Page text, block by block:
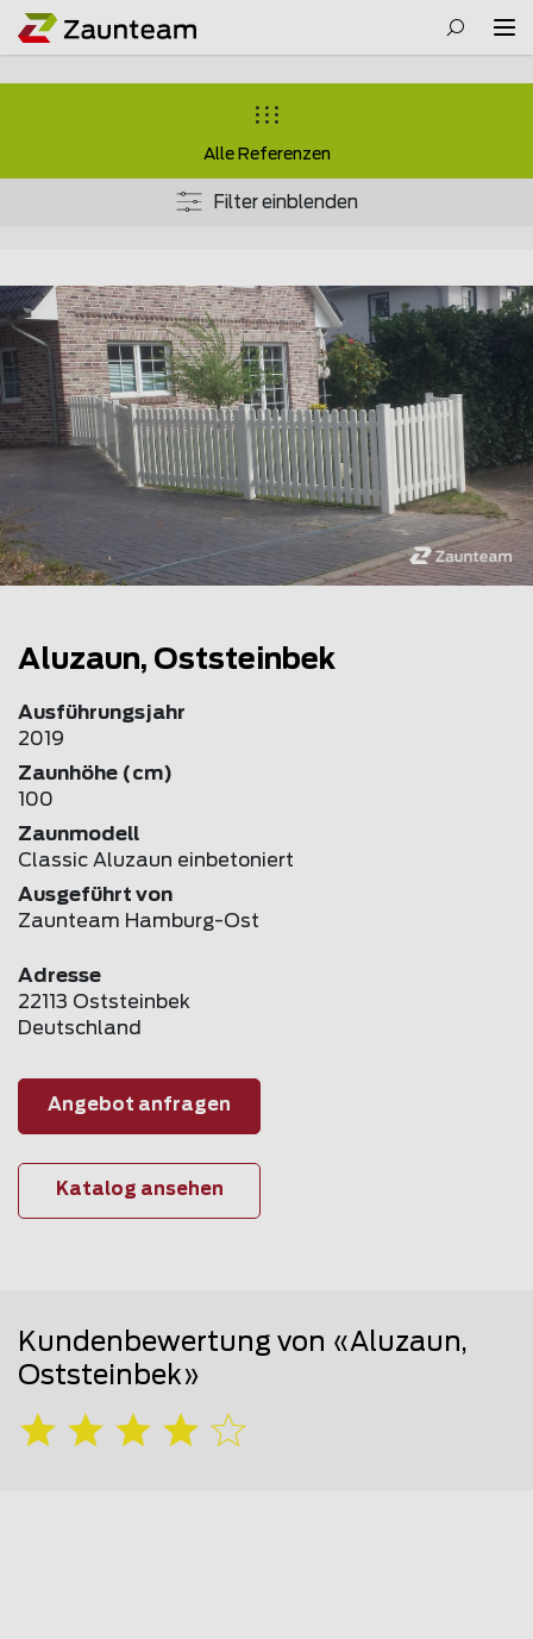
Alle Referenzen
Filter einblenden
Aluzaun, Oststeinbek
Ausführungsjahr
2019
Zaunhöhe (cm)
100
Zaunmodell
Classic Aluzaun einbetoniert
Ausgeführt von
Zaunteam Hamburg-Ost
Adresse
22113 Oststeinbek
Deutschland
Angebot anfragen
Katalog ansehen
Kundenbewertung von «Aluzaun,
Oststeinbek»